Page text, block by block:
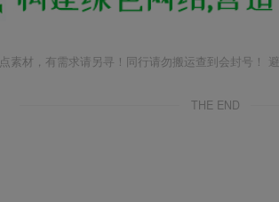
素材，有需求请另寻！同行请勿搬运查到会封号！
THE END